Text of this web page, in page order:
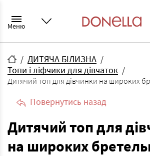
Меню
ДИТЯЧА БІЛИЗНА
Топи і ліфчики для дівчаток
Дитячий топ для дівчинки на широких
Повернутись назад
Дитячий топ для
на широких